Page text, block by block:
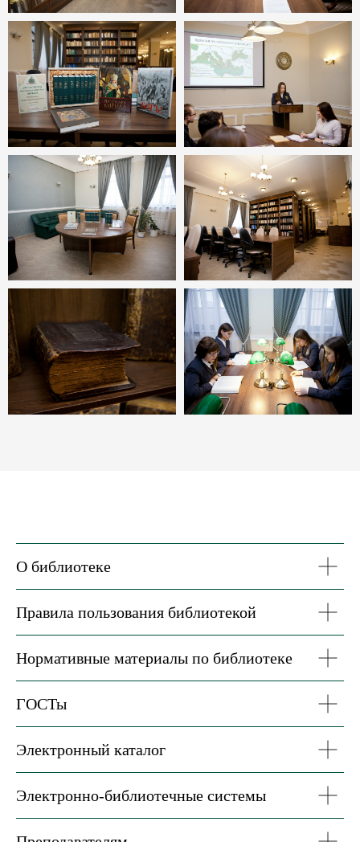
О библиотеке
Правила пользования библиотекой
Нормативные материалы по библиотеке
ГОСТы
Электронный каталог
Электронно-библиотечные системы